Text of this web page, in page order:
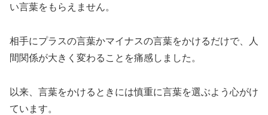
い言葉をもらえません。
相手にプラスの言葉かマイナスの言葉をかけるだけで、人
間関係が大きく変わることを痛感しました。
以来、言葉をかけるときには慎重に言葉を選ぶよう心がけ
ています。